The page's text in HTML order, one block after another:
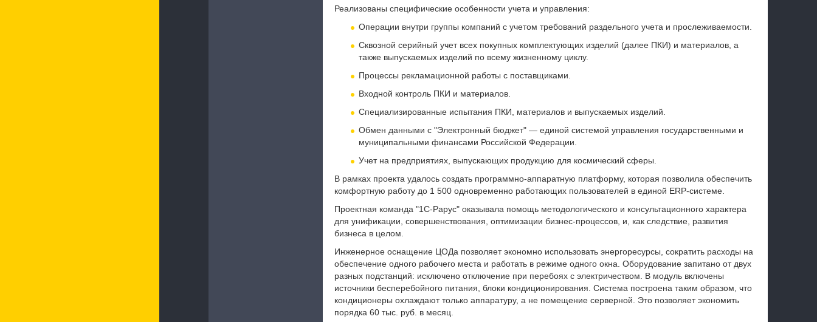
Реализованы специфические особенности учета и управления:
Операции внутри группы компаний с учетом требований раздельного учета и прослеживаемости.
Сквозной серийный учет всех покупных комплектующих изделий (далее ПКИ) и материалов, а
также выпускаемых изделий по всему жизненному циклу.
Процессы рекламационной работы с поставщиками.
Входной контроль ПКИ и материалов.
Специализированные испытания ПКИ, материалов и выпускаемых изделий.
Обмен данными с "Электронный бюджет" — единой системой управления государственными и
муниципальными финансами Российской Федерации.
Учет на предприятиях, выпускающих продукцию для космический сферы.
В рамках проекта удалось создать программно-аппаратную платформу, которая позволила обеспечить
комфортную работу до 1 500 одновременно работающих пользователей в единой ERP-системе.
Проектная команда "1С-Рарус" оказывала помощь методологического и консультационного характера
для унификации, совершенствования, оптимизации бизнес-процессов, и, как следствие, развития
бизнеса в целом.
Инженерное оснащение ЦОДа позволяет экономно использовать энергоресурсы, сократить расходы на
обеспечение одного рабочего места и работать в режиме одного окна. Оборудование запитано от двух
разных подстанций: исключено отключение при перебоях с электричеством. В модуль включены
источники бесперебойного питания, блоки кондиционирования. Система построена таким образом, что
кондиционеры охлаждают только аппаратуру, а не помещение серверной. Это позволяет экономить
порядка 60 тыс. руб. в месяц.